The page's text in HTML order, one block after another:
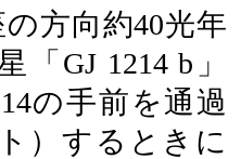
方向約40光年
GJ 1214 b」
の手前を通過
）するときに